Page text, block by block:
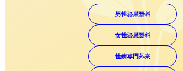
男性泌尿器科
女性泌尿器科
性病専門外来